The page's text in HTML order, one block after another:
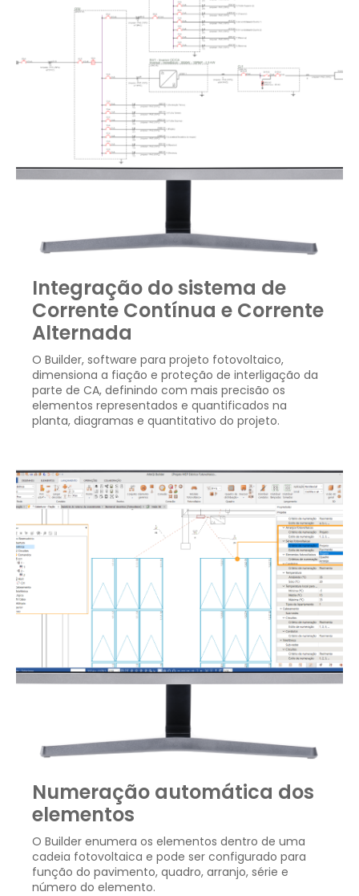
Integração do sistema de
Corrente Contínua e Corrente
Alternada
O Builder, software para projeto fotovoltaico,
dimensiona a fiação e proteção de interligação da
parte de CA, definindo com mais precisão os
elementos representados e quantificados na
planta, diagramas e quantitativo do projeto.
Numeração automática dos
elementos
O Builder enumera os elementos dentro de uma
cadeia fotovoltaica e pode ser configurado para
função do pavimento, quadro, arranjo, série e
número do elemento.